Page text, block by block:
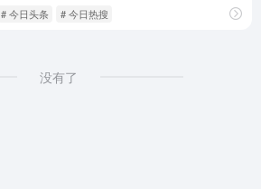
# 今日头条 # 今日热搜
没有了